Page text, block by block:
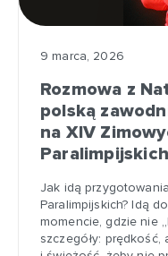
9 marca, 2026
Rozmowa z
polską
na XIV
Jak idą
Paralimpijskich? Idą
momencie, gdzie nie
szczegóły: